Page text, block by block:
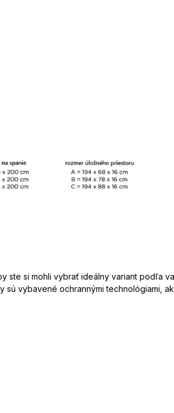
ste si mohli vybrať ideálny variant podľa
vybavené ochrannými technológiami,